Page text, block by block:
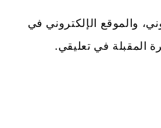
والموقع الإلكتروني في
المقبلة في تعليقي.